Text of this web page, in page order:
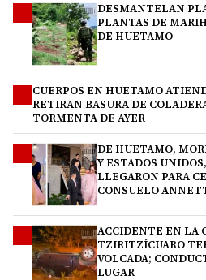
DESMANTELAN
PLANTAS DE
DE HUETAMO
CUERPOS EN HUETAMO
RETIRAN BASURA DE
TORMENTA DE AYER
DE HUETAMO,
Y ESTADOS
LLEGARON PARA
CONSUELO
ACCIDENTE EN LA
TZIRITZÍCUARO
VOLCADA;
LUGAR